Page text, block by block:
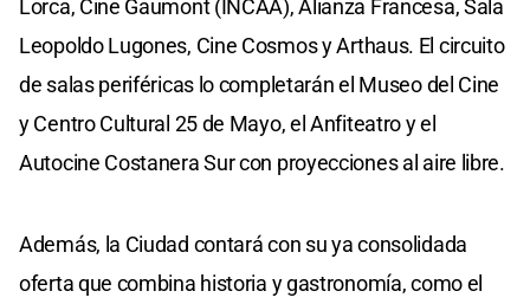
Lorca, Cine Gaumont (INCAA), Alianza Francesa, Sala
Leopoldo Lugones, Cine Cosmos y Arthaus. El circuito
de salas periféricas lo completarán el Museo del Cine
y Centro Cultural 25 de Mayo, el Anfiteatro y el
Autocine Costanera Sur con proyecciones al aire libre.
Además, la Ciudad contará con su ya consolidada
oferta que combina historia y gastronomía, como el